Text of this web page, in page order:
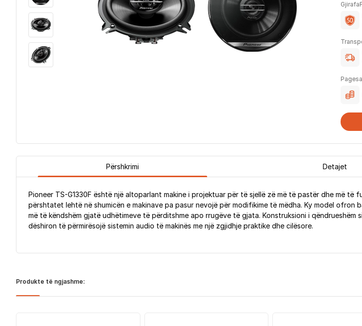
*Në
Përshkrimi Detajet
Pioneer TS-G1330F është një altoparlant makine i projektuar për të sjellë zë më të pastër dhe më të
përshtatet lehtë në shumicën e makinave pa pasur nevojë për modifikime të mëdha. Ky model
më të këndshëm gjatë udhëtimeve të përditshme apo rrugëve të gjata. Konstruksioni i
dëshiron të përmirësojë sistemin audio të makinës me një zgjidhje praktike dhe cilësore.
Produkte të ngjashme: